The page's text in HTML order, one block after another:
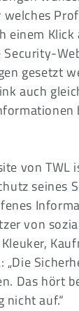
einem
gesetzt
auch
von TWL
seines
von
„Die
Das hört
nicht auf.“